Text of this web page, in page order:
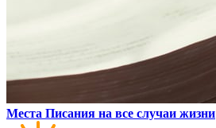
Места Писания на все случаи жизни